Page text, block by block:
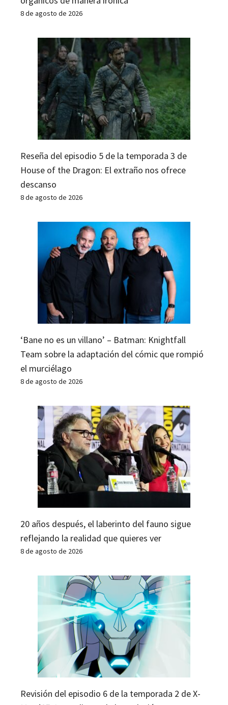
8 de agosto de 2026
Reseña del episodio 5 de la temporada 3 de
House of the Dragon: El extraño nos ofrece
descanso
8 de agosto de 2026
‘Bane no es un villano’ – Batman: Knightfall
Team sobre la adaptación del cómic que rompió
el murciélago
8 de agosto de 2026
20 años después, el laberinto del fauno sigue
reflejando la realidad que quieres ver
8 de agosto de 2026
Revisión del episodio 6 de la temporada 2 de X-